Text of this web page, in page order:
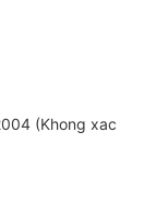
(Khong xac